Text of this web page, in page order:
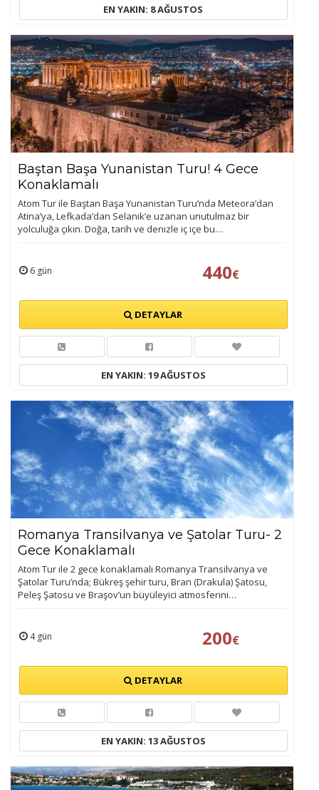
ÇEREZ KULLANIM AYARLARINIZ
Çerez tercihlerinizi
belirleyin.
Daha fazla bilgi içinKVKK bilgilendirmemizi,çerez kullanım
Oturum yönetimi, güvenlik ve temel site işlevleri için
gereklidir. Bu çerezler olmadan site düzgün çalışmaz ve
devre dışı bırakılamaz.
İstatistik Çerezleri
EN YAKIN: 8 AĞUSTOS
Baştan Başa Yunanistan Turu! 4 Gece
Konaklamalı
Atom Tur ile Baştan Başa Yunanistan Turu’nda Meteora’dan
Atina’ya, Lefkada’dan Selanik’e uzanan unutulmaz bir
yolculuğa çıkın. Doğa, tarih ve denizle iç içe bu…
6 gün 440€
DETAYLAR
EN YAKIN: 19 AĞUSTOS
Romanya Transilvanya ve Şatolar Turu- 2
Gece Konaklamalı
Atom Tur ile 2 gece konaklamalı Romanya Transilvanya ve
Şatolar Turu’nda; Bükreş şehir turu, Bran (Drakula) Şatosu,
Peleş Şatosu ve Braşov’un büyüleyici atmosferini…
4 gün 200€
DETAYLAR
EN YAKIN: 13 AĞUSTOS